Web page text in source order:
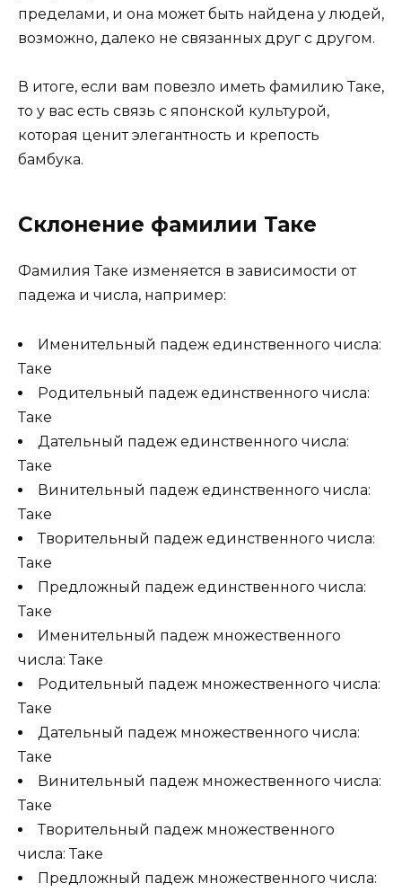
пределами, и она может быть найдена у людей,
возможно, далеко не связанных друг с другом.
В итоге, если вам повезло иметь фамилию Таке,
то у вас есть связь с японской культурой,
которая ценит элегантность и крепость
бамбука.
Склонение фамилии Таке
Фамилия Таке изменяется в зависимости от
падежа и числа, например:
Именительный падеж единственного числа:
Таке
Родительный падеж единственного числа:
Таке
Дательный падеж единственного числа:
Таке
Винительный падеж единственного числа:
Таке
Творительный падеж единственного числа:
Таке
Предложный падеж единственного числа:
Таке
Именительный падеж множественного
числа: Таке
Родительный падеж множественного числа:
Таке
Дательный падеж множественного числа:
Таке
Винительный падеж множественного числа:
Таке
Творительный падеж множественного
числа: Таке
Предложный падеж множественного числа: